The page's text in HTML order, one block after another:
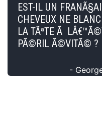
EST-IL UN
CHEVEUX NE
LA TÃªTE Ã
PÃ©RIL Ã©VITÃ© ?
-